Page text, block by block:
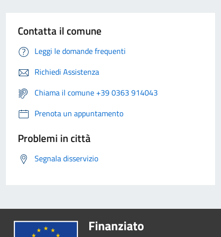
Contatta il comune
Leggi le domande frequenti
Richiedi Assistenza
Chiama il comune +39 0363 914043
Prenota un appuntamento
Problemi in città
Segnala disservizio